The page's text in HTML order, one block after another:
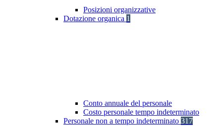
Posizioni organizzative
Dotazione organica 1
Conto annuale del personale
Costo personale tempo indeterminato
Personale non a tempo indeterminato 317